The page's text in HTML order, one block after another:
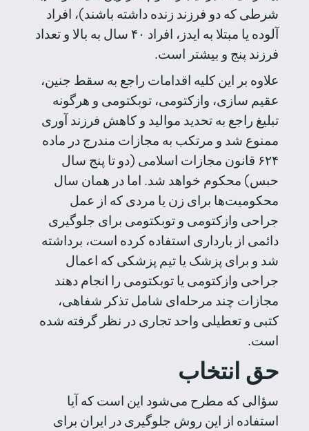
شرطی که دو فرزند زنده داشته باشند)، افراد
آلوده یا مبتلا به ایدز، افراد ۴۰ سال به بالا و تعداد
فرزند پنج و بیشتر است.
علاوه بر این کلیه‌ اقدامات راجع به سقط جنین،
عقیم سازی، وازکتومی، توبکتومی و هرگونه
تبلیغ راجع به تحدید موالید و کاهش فرزند آوری
ممنوع شد و مرتکب به مجازات مندرج در ماده
۶۲۴ قانون مجازات اسلامی (دو تا پنج سال
حبس) محکوم خواهد شد. اما در همان سال
محکومیت‌ها برای زن یا مردی که از عمل
جراحی وازکتومی و توبکتومی برای جلوگیری
دائمی از بارداری استفاده کرده است، برداشته
شد و برای پزشک یا تیم پزشکی که اعمال
جراحی وازکتومی یا توبکتومی را انجام دهند
مجازات چند مرحله‌ای شامل تذکر شفاهی،
کتبی و تعطیلی واحد تجاری در نظر گرفته شده
است.
حق انتخاب
سؤالی که مطرح می‌شود این است که آیا
استفاده از این روش جلوگیری در ایران برای